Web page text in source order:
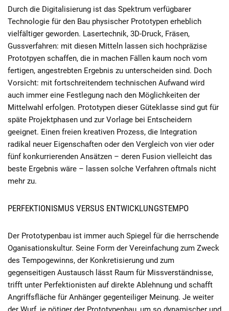
Durch die Digitalisierung ist das Spektrum verfügbarer
Technologie für den Bau physischer Prototypen erheblich
vielfältiger geworden. Lasertechnik, 3D-Druck, Fräsen,
Gussverfahren: mit diesen Mitteln lassen sich hochpräzise
Prototpyen schaffen, die in machen Fällen kaum noch vom
fertigen, angestrebten Ergebnis zu unterscheiden sind. Doch
Vorsicht: mit fortschreitendem technischen Aufwand wird
auch immer eine Festlegung nach den Möglichkeiten der
Mittelwahl erfolgen. Prototypen dieser Güteklasse sind gut für
späte Projektphasen und zur Vorlage bei Entscheidern
geeignet. Einen freien kreativen Prozess, die Integration
radikal neuer Eigenschaften oder den Vergleich von vier oder
fünf konkurrierenden Ansätzen – deren Fusion vielleicht das
beste Ergebnis wäre – lassen solche Verfahren oftmals nicht
mehr zu.
PERFEKTIONISMUS VERSUS ENTWICKLUNGSTEMPO
Der Prototypenbau ist immer auch Spiegel für die herrschende
Oganisationskultur. Seine Form der Vereinfachung zum Zweck
des Tempogewinns, der Konkretisierung und zum
gegenseitigen Austausch lässt Raum für Missverständnisse,
trifft unter Perfektionisten auf direkte Ablehnung und schafft
Angriffsfläche für Anhänger gegenteiliger Meinung. Je weiter